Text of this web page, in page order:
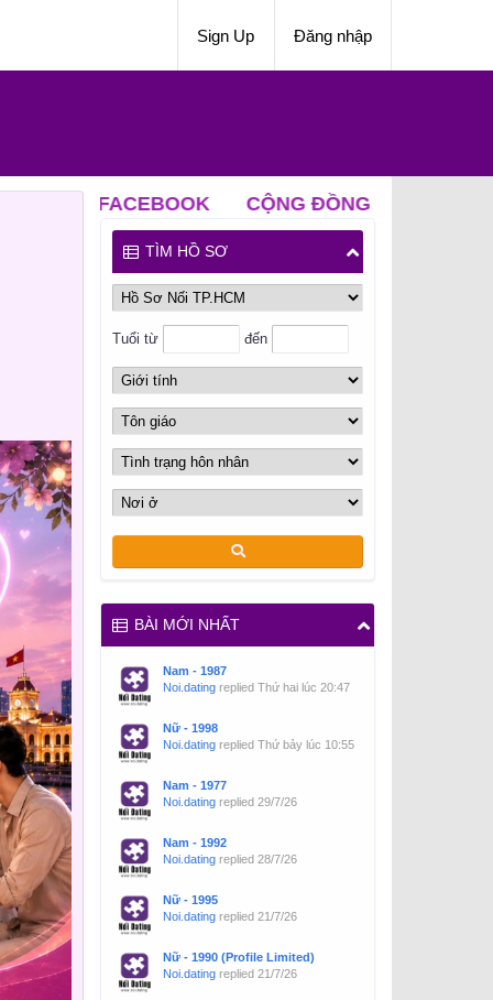
Sign Up Đăng nhập
CỘNG ĐỒNG NỐI ZALO CLB ĐỘC
TÌM HỒ SƠ
Tuổi từ đến
BÀI MỚI NHẤT
Nam - 1987
Noi.dating replied Thứ hai lúc 20:47
Nữ - 1998
Noi.dating replied Thứ bảy lúc 10:55
Nam - 1977
Noi.dating replied 29/7/26
Nam - 1992
Noi.dating replied 28/7/26
Nữ - 1995
Noi.dating replied 21/7/26
Nữ - 1990 (Profile Limited)
Noi.dating replied 21/7/26